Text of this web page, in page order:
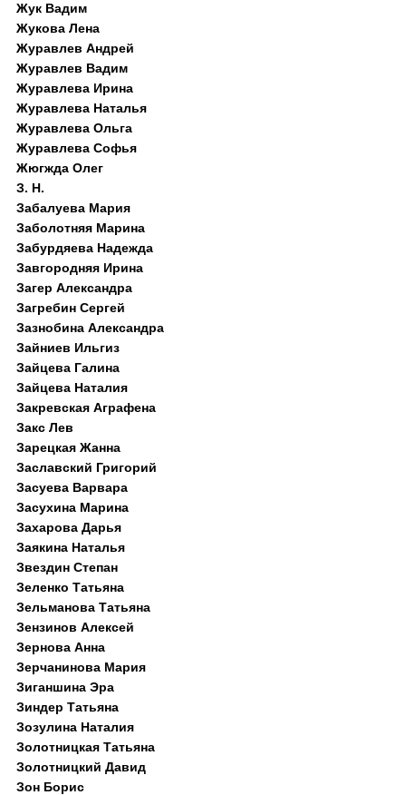
Жук Вадим
Жукова Лена
Журавлев Андрей
Журавлев Вадим
Журавлева Ирина
Журавлева Наталья
Журавлева Ольга
Журавлева Софья
Жюгжда Олег
З. Н.
Забалуева Мария
Заболотняя Марина
Забурдяева Надежда
Завгородняя Ирина
Загер Александра
Загребин Сергей
Зазнобина Александра
Зайниев Ильгиз
Зайцева Галина
Зайцева Наталия
Закревская Аграфена
Закс Лев
Зарецкая Жанна
Заславский Григорий
Засуева Варвара
Засухина Марина
Захарова Дарья
Заякина Наталья
Звездин Степан
Зеленко Татьяна
Зельманова Татьяна
Зензинов Алексей
Зернова Анна
Зерчанинова Мария
Зиганшина Эра
Зиндер Татьяна
Зозулина Наталия
Золотницкая Татьяна
Золотницкий Давид
Зон Борис